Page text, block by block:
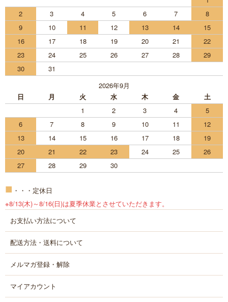
2
3 4 5 6 7
8
9
10 11 12 13 14
15
16
17 18 19 20 21
22
23
24 25 26 27 28
29
30
31
2026年9月
日
月 火 水 木 金
土
1
2 3 4
5
6
7 8 9 10 11
12
13
14 15 16 17 18
19
20
21 22 23 24 25
26
27
28 29 30
■ ・・・定休日
※8/13(木)～8/16(日)は夏季休業とさせていただきます。
お支払い方法について
配送方法・送料について
メルマガ登録・解除
マイアカウント